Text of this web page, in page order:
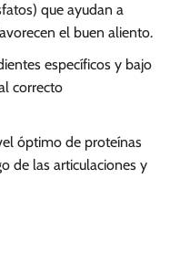
que ayudan a
el buen aliento.
específicos y bajo
correcto
óptimo de proteínas
de las articulaciones y